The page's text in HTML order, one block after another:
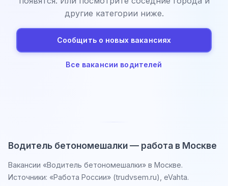
другие категории ниже.
Сообщить о новых вакансиях
Все вакансии водителей
Водитель бетономешалки — работа в Москве
Вакансии «Водитель бетономешалки» в Москве.
Источники: «Работа России» (trudvsem.ru), eVahta.